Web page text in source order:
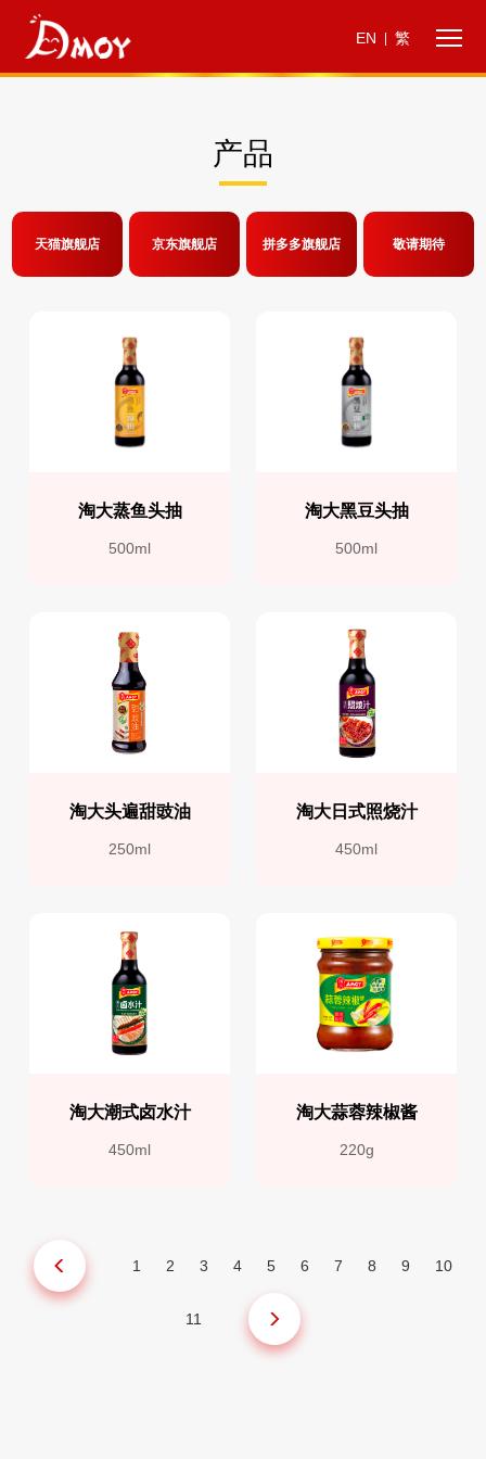
EN 繁
产品
天猫旗舰店 京东旗舰店 拼多多旗舰店 敬请期待
淘大蒸鱼头抽
500ml
淘大黑豆头抽
500ml
淘大头遍甜豉油
250ml
淘大日式照烧汁
450ml
淘大潮式卤水汁
450ml
淘大蒜蓉辣椒酱
220g
1 2 3 4 5 6 7 8 9 10
11